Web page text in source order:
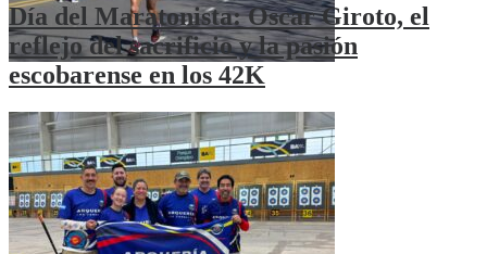
Día del Maratonista: Oscar Giroto, el
reflejo del sacrificio y la pasión
escobarense en los 42K